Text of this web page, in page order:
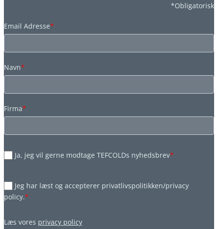
*Obligatorisk
Email Adresse*
Navn*
Firma*
Ja, jeg vil gerne modtage TEFCOLDs nyhedsbrev*
Jeg har læst og accepterer privatlivspolitikken/privacy
policy.*
Læs vores privacy policy